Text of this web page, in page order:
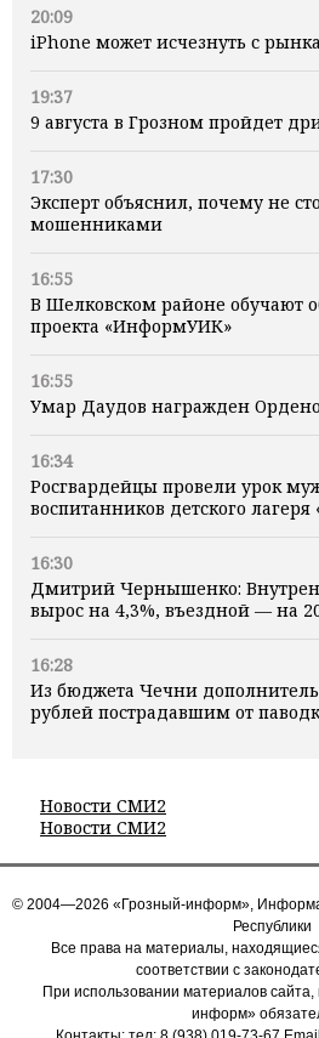
20:09
iPhone может исчезнуть с рынка
19:37
9 августа в Грозном пройдет
17:30
Эксперт объяснил, почему не
мошенниками
16:55
В Шелковском районе обучают
проекта «ИнформУИК»
16:55
Умар Даудов награжден
16:34
Росгвардейцы провели урок
воспитанников детского
16:30
Дмитрий Чернышенко:
вырос на 4,3%, въездной — на
16:28
Из бюджета Чечни
рублей пострадавшим от
Новости СМИ2
Новости СМИ2
© 2004—2026 «Грозный-информ»,
Республики
Все права на материалы,
соответствии с
При использовании материалов
информ»